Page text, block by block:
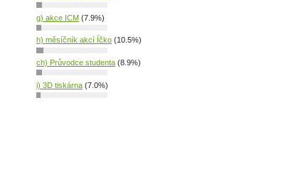
g) akce ICM (7.9%)
h) měsíčník akcí Íčko (10.5%)
ch) Průvodce studenta (8.9%)
i) 3D tiskárna (7.0%)